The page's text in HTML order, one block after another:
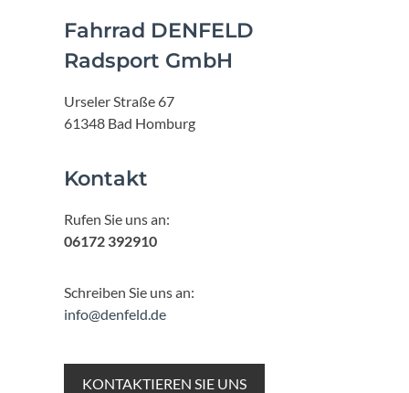
Fahrrad DENFELD
Radsport GmbH
Urseler Straße 67
61348 Bad Homburg
Kontakt
Rufen Sie uns an:
06172 392910
Schreiben Sie uns an:
info@denfeld.de
KONTAKTIEREN SIE UNS